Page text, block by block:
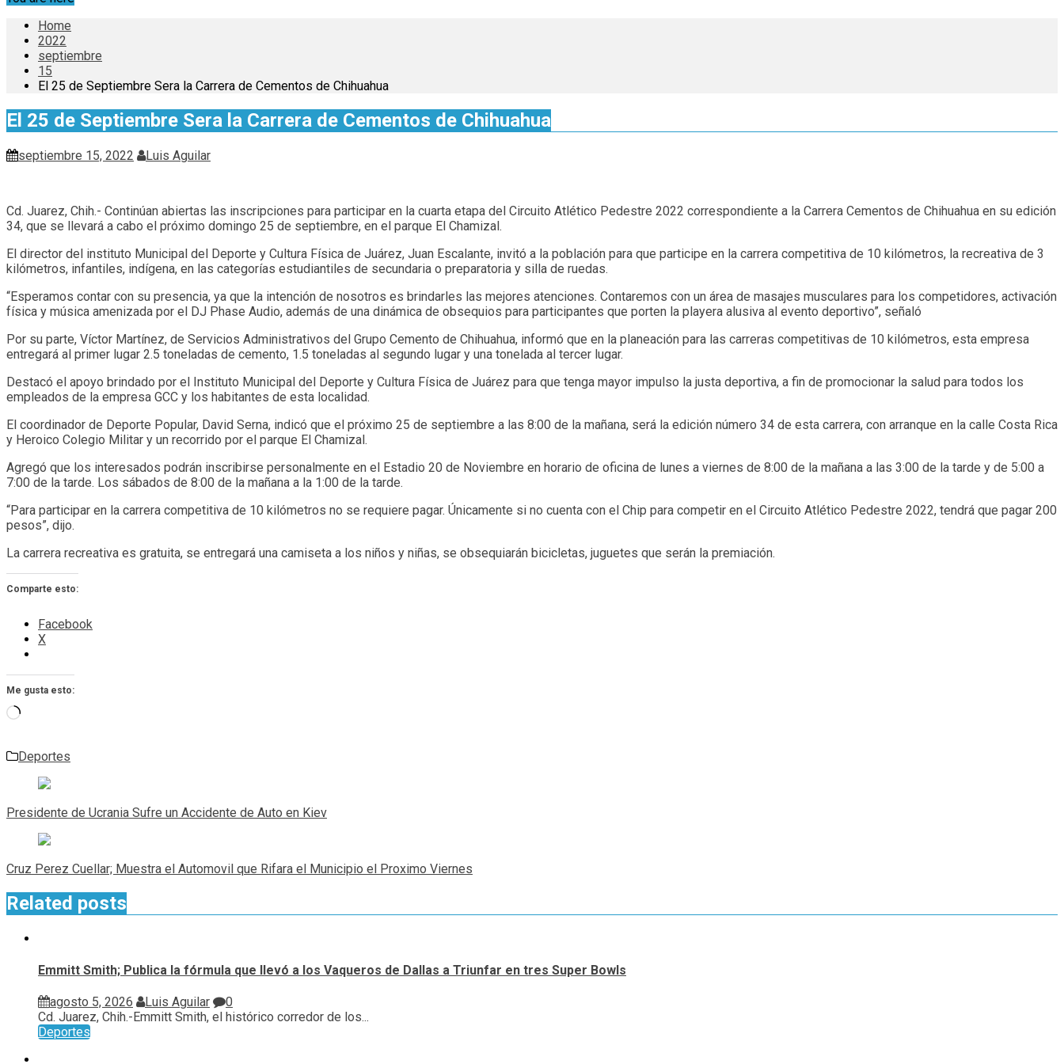
Home
2022
septiembre
15
El 25 de Septiembre Sera la Carrera de Cementos de Chihuahua
El 25 de Septiembre Sera la Carrera de Cementos de Chihuahua
septiembre 15, 2022 Luis Aguilar
Cd. Juarez, Chih.- Continúan abiertas las inscripciones para participar en la cuarta etapa del Circuito Atlético Pedestre 2022 correspondiente a la Carrera Cementos de Chihuahua en su edición
34, que se llevará a cabo el próximo domingo 25 de septiembre, en el parque El Chamizal.
El director del instituto Municipal del Deporte y Cultura Física de Juárez, Juan Escalante, invitó a la población para que participe en la carrera competitiva de 10 kilómetros, la recreativa de 3
kilómetros, infantiles, indígena, en las categorías estudiantiles de secundaria o preparatoria y silla de ruedas.
“Esperamos contar con su presencia, ya que la intención de nosotros es brindarles las mejores atenciones. Contaremos con un área de masajes musculares para los competidores, activación
física y música amenizada por el DJ Phase Audio, además de una dinámica de obsequios para participantes que porten la playera alusiva al evento deportivo”, señaló
Por su parte, Víctor Martínez, de Servicios Administrativos del Grupo Cemento de Chihuahua, informó que en la planeación para las carreras competitivas de 10 kilómetros, esta empresa
entregará al primer lugar 2.5 toneladas de cemento, 1.5 toneladas al segundo lugar y una tonelada al tercer lugar.
Destacó el apoyo brindado por el Instituto Municipal del Deporte y Cultura Física de Juárez para que tenga mayor impulso la justa deportiva, a fin de promocionar la salud para todos los
empleados de la empresa GCC y los habitantes de esta localidad.
El coordinador de Deporte Popular, David Serna, indicó que el próximo 25 de septiembre a las 8:00 de la mañana, será la edición número 34 de esta carrera, con arranque en la calle Costa Rica
y Heroico Colegio Militar y un recorrido por el parque El Chamizal.
Agregó que los interesados podrán inscribirse personalmente en el Estadio 20 de Noviembre en horario de oficina de lunes a viernes de 8:00 de la mañana a las 3:00 de la tarde y de 5:00 a
7:00 de la tarde. Los sábados de 8:00 de la mañana a la 1:00 de la tarde.
“Para participar en la carrera competitiva de 10 kilómetros no se requiere pagar. Únicamente si no cuenta con el Chip para competir en el Circuito Atlético Pedestre 2022, tendrá que pagar 200
pesos”, dijo.
La carrera recreativa es gratuita, se entregará una camiseta a los niños y niñas, se obsequiarán bicicletas, juguetes que serán la premiación.
Comparte esto:
Facebook
X
Me gusta esto:
Cargando...
Deportes
Navegación
de
entradas
Presidente de Ucrania Sufre un Accidente de Auto en Kiev
Cruz Perez Cuellar; Muestra el Automovil que Rifara el Municipio el Proximo Viernes
Related posts
Emmitt Smith; Publica la fórmula que llevó a los Vaqueros de Dallas a Triunfar en tres Super Bowls
agosto 5, 2026 Luis Aguilar
0
Cd. Juarez, Chih.-Emmitt Smith, el histórico corredor de los...
Deportes